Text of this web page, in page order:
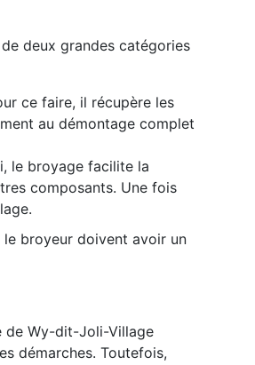
deux grandes catégories
ce faire, il récupère les
au démontage complet
le broyage facilite la
composants. Une fois
broyeur doivent avoir un
de Wy-dit-Joli-Village
démarches. Toutefois,